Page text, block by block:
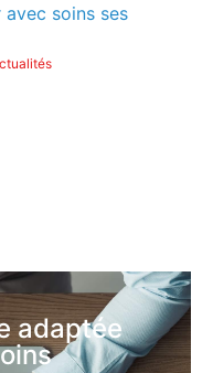
soins ses
adaptée